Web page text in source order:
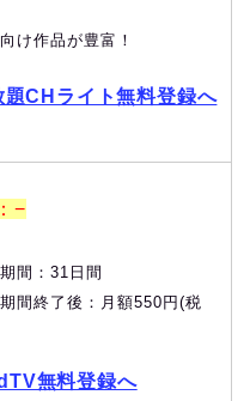
け作品が豊富！
題CHライト無料登録へ
−
間：31日間
間終了後：月額550円(税
無料登録へ